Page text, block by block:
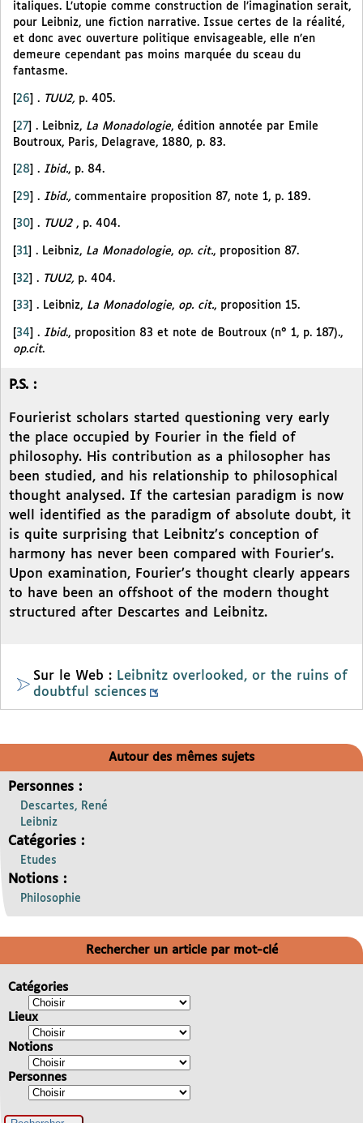
italiques. L’utopie comme construction de l’imagination serait,
pour Leibniz, une fiction narrative. Issue certes de la réalité,
et donc avec ouverture politique envisageable, elle n’en
demeure cependant pas moins marquée du sceau du
fantasme.
26 . TUU2, p. 405.
[27] . Leibniz, La Monadologie, édition annotée par Emile
Boutroux, Paris, Delagrave, 1880, p. 83.
28 . Ibid., p. 84.
[29] . Ibid., commentaire proposition 87, note 1, p. 189.
30 . TUU2 , p. 404.
31 . Leibniz, La Monadologie, op. cit., proposition 87.
[32] . TUU2, p. 404.
33 . Leibniz, La Monadologie, op. cit., proposition 15.
[34] . Ibid., proposition 83 et note de Boutroux (n° 1, p. 187).,
op.cit.
P.S. :
Fourierist scholars started questioning very early
the place occupied by Fourier in the field of
philosophy. His contribution as a philosopher has
been studied, and his relationship to philosophical
thought analysed. If the cartesian paradigm is now
well identified as the paradigm of absolute doubt, it
is quite surprising that Leibnitz’s conception of
harmony has never been compared with Fourier’s.
Upon examination, Fourier’s thought clearly appears
to have been an offshoot of the modern thought
structured after Descartes and Leibnitz.
Sur le Web : Leibnitz overlooked, or the ruins of
doubtful sciences
Autour des mêmes sujets
Personnes :
Descartes, René
Leibniz
Catégories :
Etudes
Notions :
Philosophie
Rechercher un article par mot-clé
Catégories
Lieux
Notions
Personnes